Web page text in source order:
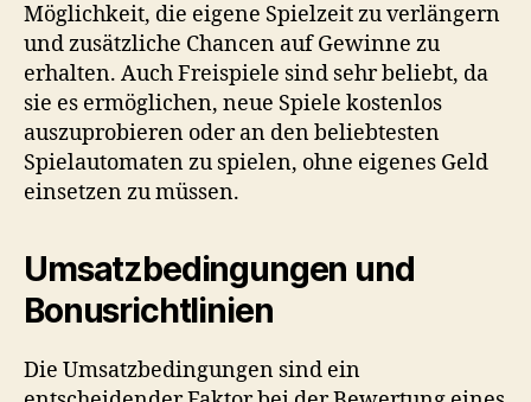
Möglichkeit, die eigene Spielzeit zu verlängern
und zusätzliche Chancen auf Gewinne zu
erhalten. Auch Freispiele sind sehr beliebt, da
sie es ermöglichen, neue Spiele kostenlos
auszuprobieren oder an den beliebtesten
Spielautomaten zu spielen, ohne eigenes Geld
einsetzen zu müssen.
Umsatzbedingungen und
Bonusrichtlinien
Die Umsatzbedingungen sind ein